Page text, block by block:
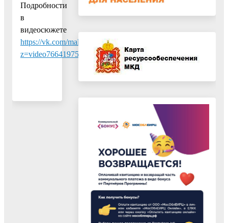
Подробности
в
видеосюжете
https://vk.com/malkin_aleksey?